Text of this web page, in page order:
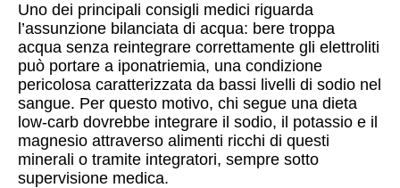
Uno dei principali consigli medici riguarda
l’assunzione bilanciata di acqua: bere troppa
acqua senza reintegrare correttamente gli elettroliti
può portare a iponatriemia, una condizione
pericolosa caratterizzata da bassi livelli di sodio nel
sangue. Per questo motivo, chi segue una dieta
low-carb dovrebbe integrare il sodio, il potassio e il
magnesio attraverso alimenti ricchi di questi
minerali o tramite integratori, sempre sotto
supervisione medica.